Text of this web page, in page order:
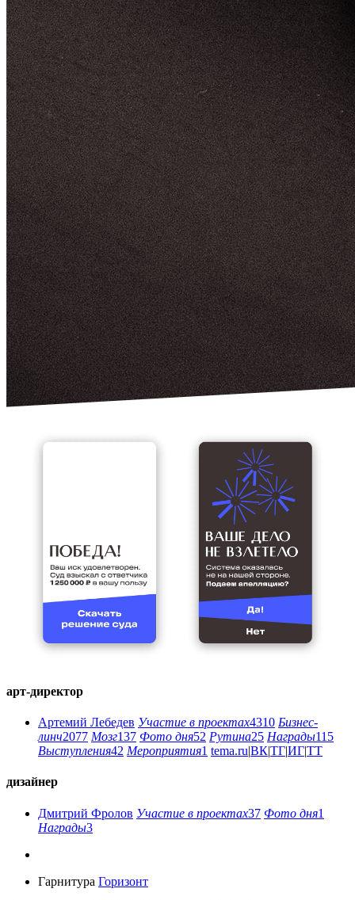
арт-директор
Артемий Лебедев Участие в проектах4310 Бизнес-
линч2077 Мозг137 Фото дня52 Рутина25 Награды115
Выступления42 Мероприятия1 tema.ru|ВК|ТГ|ИГ|ТТ
дизайнер
Дмитрий Фролов Участие в проектах37 Фото дня1
Награды3
Гарнитура Горизонт